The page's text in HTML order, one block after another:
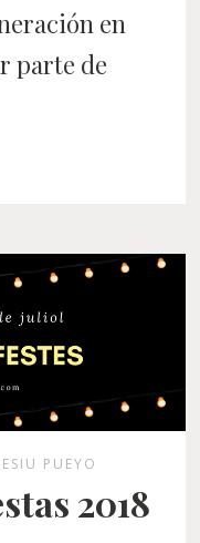
en
parte de
PUEYO
2018